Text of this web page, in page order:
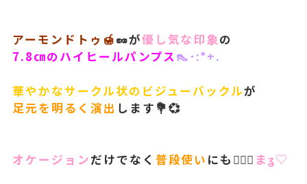
アーモンドトゥ🍯🥜が優し気な印象の
7.8㎝のハイヒールパンプス 👠･:*+.
華やかなサークル状のビジューバックルが
足元を明るく演出 します💐💞
オケージョンだけでなく 普段使い にも🙆🏻‍♀️ まʓ♡